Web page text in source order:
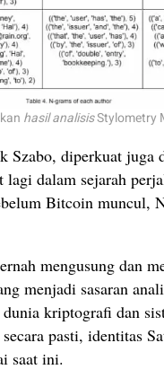
hasil analisisStylometry
Szabo, diperkuat juga
dalam sejarah
Bitcoin muncul,
mengusung dan
menjadi sasaran
kriptografi dan
pasti, identitas
saat ini.